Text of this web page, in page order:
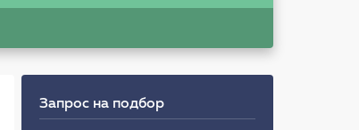
Запрос на подбор